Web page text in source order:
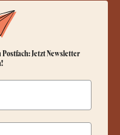
Jetzt Newsletter